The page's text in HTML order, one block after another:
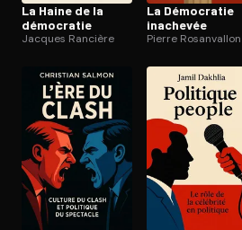
La Haine de la
démocratie
Jacques Rancière
La Démocratie
inachevée
Pierre Rosanvallon